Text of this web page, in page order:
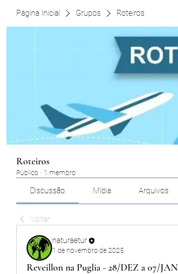
Página Inicial Grupos Roteiros
Roteiros
Público · 1 membro
Discussão Mídia Arquivos
Voltar
naturaetur
1 de novembro de 2025
Reveillon na Puglia - 28/DEZ a 07/JAN